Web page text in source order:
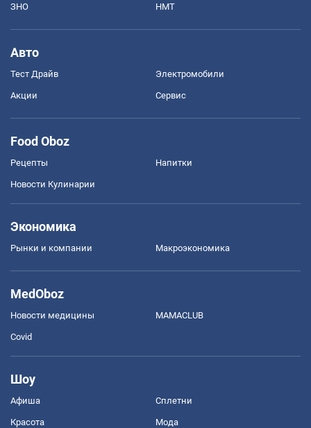
ЗНО НМТ
Авто
Тест Драйв Электромобили
Акции Сервис
Food Oboz
Рецепты Напитки
Новости Кулинарии
Экономика
Рынки и компании Mакроэкономика
MedOboz
Новости медицины MAMACLUB
Covid
Шоу
Афиша Сплетни
Красота Мода